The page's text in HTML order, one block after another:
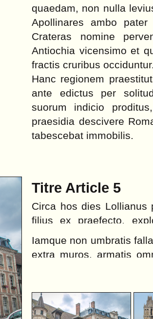
quaedam, non nulla
Apollinares ambo
Crateras nomine
Antiochia vicensimo et
fractis cruribus occiduntur.
Hanc regionem
ante edictus per
suorum indicio
praesidia descivere
tabescebat immobilis.
Titre Article 5
Circa hos dies Lollianus
filius ex praefecto,
convictus codicem
consilio descripsisse,
consulari cecidit funesti
Iamque non umbratis
extra muros, armatis
mandato principis
exsurge et inopinum